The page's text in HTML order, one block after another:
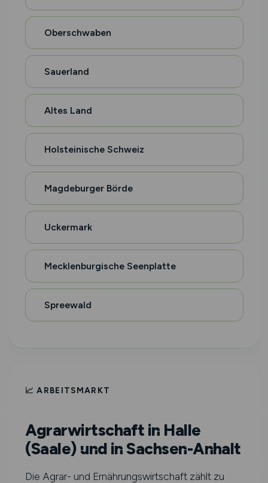
Oberschwaben
Sauerland
Altes Land
Holsteinische Schweiz
Magdeburger Börde
Uckermark
Mecklenburgische Seenplatte
Spreewald
📈 ARBEITSMARKT
Agrarwirtschaft in Halle
(Saale) und in Sachsen-Anhalt
Die Agrar- und Ernährungswirtschaft zählt zu